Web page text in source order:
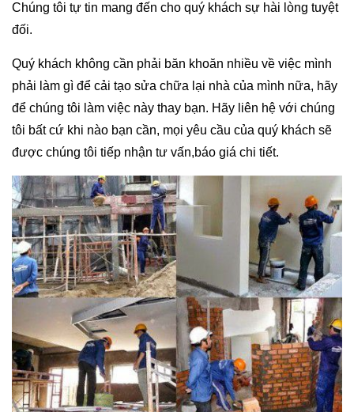
Chúng tôi tự tin mang đến cho quý khách sự hài lòng tuyệt
đối.
Quý khách không cần phải băn khoăn nhiều về việc mình
phải làm gì để cải tạo sửa chữa lại nhà của mình nữa, hãy
để chúng tôi làm việc này thay bạn. Hãy liên hệ với chúng
tôi bất cứ khi nào bạn cần, mọi yêu cầu của quý khách sẽ
được chúng tôi tiếp nhận tư vấn,báo giá chi tiết.